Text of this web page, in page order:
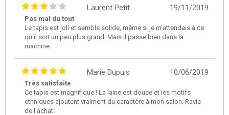
19/11/2019
Laurent Petit
Pas mal du tout
Le tapis est joli et semble solide, même si je m'attendais à ce
qu'il soit un peu plus grand. Mais il passe bien dans la
machine.
10/06/2019
Marie Dupuis
Très satisfaite
Ce tapis est magnifique ! La laine est douce et les motifs
ethniques ajoutent vraiment du caractère à mon salon. Ravie
de l'achat.